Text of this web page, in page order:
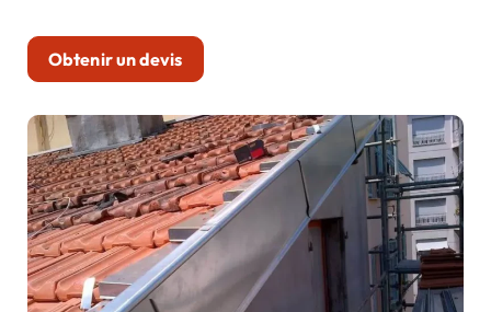
Obtenir un devis